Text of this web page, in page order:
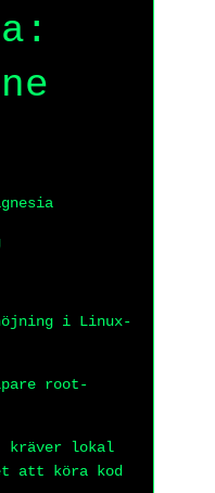
i Linux-
root-
kräver lokal
att köra kod